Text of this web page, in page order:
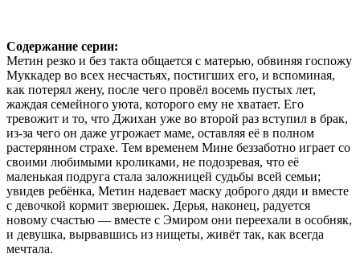
Содержание серии:
Метин резко и без такта общается с матерью, обвиняя госпожу
Муккадер во всех несчастьях, постигших его, и вспоминая,
как потерял жену, после чего провёл восемь пустых лет,
жаждая семейного уюта, которого ему не хватает. Его
тревожит и то, что Джихан уже во второй раз вступил в брак,
из‑за чего он даже угрожает маме, оставляя её в полном
растерянном страхе. Тем временем Мине беззаботно играет со
своими любимыми кроликами, не подозревая, что её
маленькая подруга стала заложницей судьбы всей семьи;
увидев ребёнка, Метин надевает маску доброго дяди и вместе
с девочкой кормит зверюшек. Дерья, наконец, радуется
новому счастью — вместе с Эмиром они переехали в особняк,
и девушка, вырвавшись из нищеты, живёт так, как всегда
мечтала.